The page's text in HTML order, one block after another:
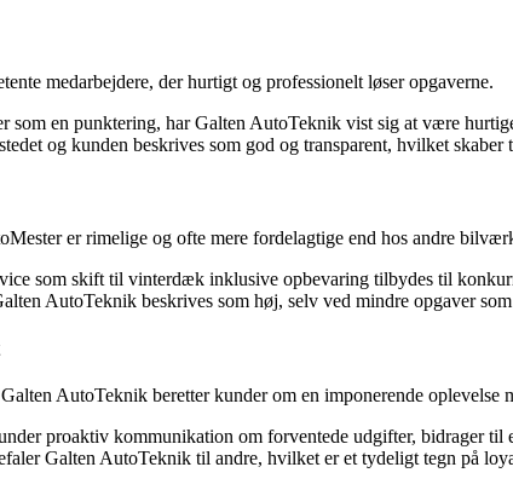
medarbejdere, der hurtigt og professionelt løser opgaverne.
som en punktering, har Galten AutoTeknik vist sig at være
og kunden beskrives som god og transparent, hvilket skaber
er rimelige og ofte mere fordelagtige end hos andre
som skift til vinterdæk inklusive opbevaring tilbydes til
AutoTeknik beskrives som høj, selv ved mindre opgaver
AutoTeknik beretter kunder om en imponerende
proaktiv kommunikation om forventede udgifter, bidrager til
Galten AutoTeknik til andre, hvilket er et tydeligt tegn på